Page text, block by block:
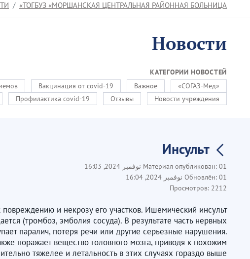
ТОГБУЗ «МОРШАНСКАЯ ЦЕНТРАЛЬНАЯ РАЙОННАЯ БОЛЬНИЦА»
Новости
КАТЕГОРИИ НОВОСТЕЙ
«СОГАЗ-Мед»
Важное
Вакцинация от covid-19
Новости учреждения
Отзывы
Профилактика covid-19
Инсульт
Материал опубликован: 01 نوفمبر 2024, 16:03
Обновлён: 01 نوفمبر 2024, 16:04
Просмотров: 2212
и некрозу его участков. Ишемический инсульт
(тромбоз, эмболия сосуда). В результате часть нервных
паралич, потеря речи или другие серьезные нарушения.
поражает вещество головного мозга, приводя к похожим
тяжелее и летальность в этих случаях гораздо выше.